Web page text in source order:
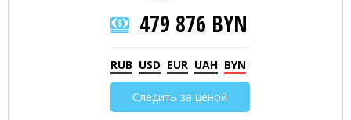
479 876 BYN
RUB USD EUR UAH BYN
Следить за ценой